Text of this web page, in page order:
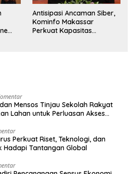
Antisipasi Ancaman Siber,
Kominfo Makassar
Perkuat Kapasitas
Mensos Tinjau Sekolah Rakyat
Lahan untuk Perluasan Akses
Perkuat Riset, Teknologi, dan
Hadapi Tantangan Global